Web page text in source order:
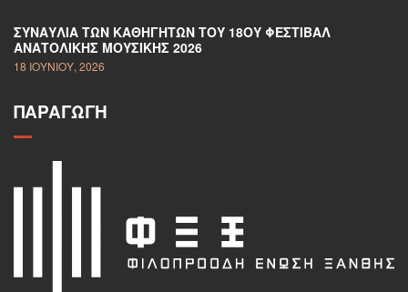
ΣΥΝΑΥΛΊΑ ΤΩΝ ΚΑΘΗΓΗΤΏΝ ΤΟΥ 18ΟΥ ΦΕΣΤΙΒΆΛ
ΑΝΑΤΟΛΙΚΉΣ ΜΟΥΣΙΚΉΣ 2026
18 ΙΟΥΝΊΟΥ, 2026
ΠΑΡΑΓΩΓΉ